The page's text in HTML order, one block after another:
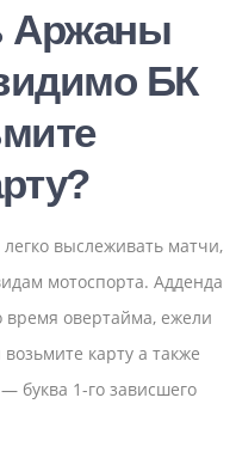
Аржаны
БК
выслеживать матчи,
мотоспорта. Адденда
овертайма, ежели
карту а также
буква 1-го зависшего